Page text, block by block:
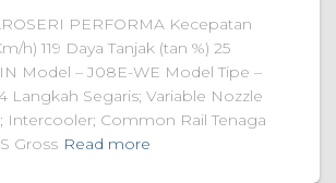
PERFORMA Kecepatan
h) 119 Daya Tanjak (tan %) 25
Model – J08E-WE Model Tipe –
Langkah Segaris; Variable Nozzle
Intercooler; Common Rail Tenaga
Gross Read more